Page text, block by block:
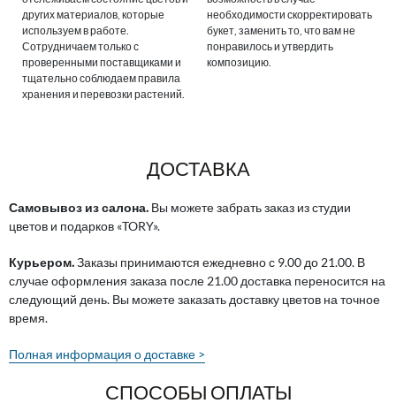
других материалов, которые
используем в работе.
Сотрудничаем только с
проверенными поставщиками и
тщательно соблюдаем правила
хранения и перевозки растений.
необходимости скорректировать
букет, заменить то, что вам не
понравилось и утвердить
композицию.
ДОСТАВКА
Самовывоз из салона. Вы можете забрать заказ из студии
цветов и подарков «TORY».
Курьером.Заказы принимаются ежедневно с 9.00 до 21.00. В
случае оформления заказа после 21.00 доставка переносится на
следующий день. Вы можете заказать доставку цветов на точное
время.
Полная информация о доставке >
СПОСОБЫ ОПЛАТЫ